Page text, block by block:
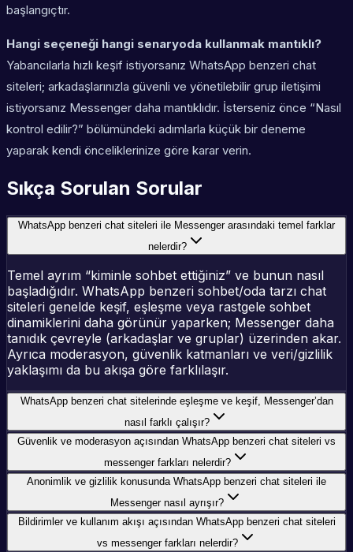
başlangıçtır.
Hangi seçeneği hangi senaryoda kullanmak mantıklı?
Yabancılarla hızlı keşif istiyorsanız WhatsApp benzeri chat
siteleri; arkadaşlarınızla güvenli ve yönetilebilir grup iletişimi
istiyorsanız Messenger daha mantıklıdır. İsterseniz önce “Nasıl
kontrol edilir?” bölümündeki adımlarla küçük bir deneme
yaparak kendi önceliklerinize göre karar verin.
Sıkça Sorulan Sorular
WhatsApp benzeri chat siteleri ile Messenger arasındaki temel farklar
nelerdir?
Temel ayrım “kiminle sohbet ettiğiniz” ve bunun nasıl
başladığıdır. WhatsApp benzeri sohbet/oda tarzı chat
siteleri genelde keşif, eşleşme veya rastgele sohbet
dinamiklerini daha görünür yaparken; Messenger daha
tanıdık çevreyle (arkadaşlar ve gruplar) üzerinden akar.
Ayrıca moderasyon, güvenlik katmanları ve veri/gizlilik
yaklaşımı da bu akışa göre farklılaşır.
WhatsApp benzeri chat sitelerinde eşleşme ve keşif, Messenger’dan
nasıl farklı çalışır?
Güvenlik ve moderasyon açısından WhatsApp benzeri chat siteleri vs
messenger farkları nelerdir?
Anonimlik ve gizlilik konusunda WhatsApp benzeri chat siteleri ile
Messenger nasıl ayrışır?
Bildirimler ve kullanım akışı açısından WhatsApp benzeri chat siteleri
vs messenger farkları nelerdir?